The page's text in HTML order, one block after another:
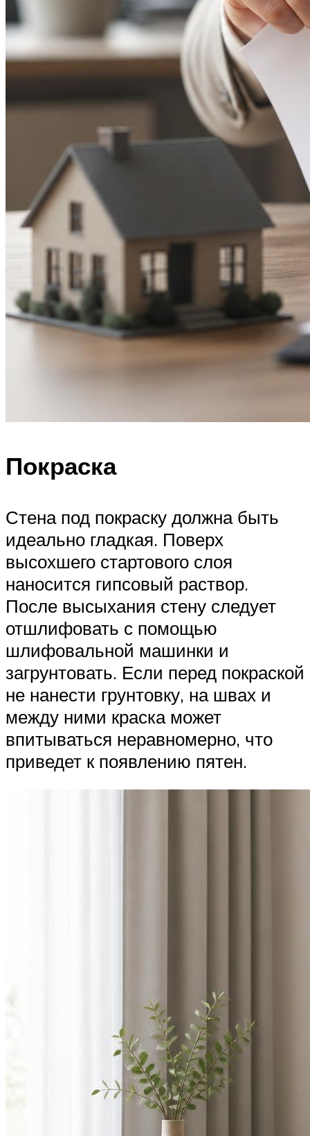
Покраска
Стена под покраску должна быть
идеально гладкая. Поверх
высохшего стартового слоя
наносится гипсовый раствор.
После высыхания стену следует
отшлифовать с помощью
шлифовальной машинки и
загрунтовать. Если перед покраской
не нанести грунтовку, на швах и
между ними краска может
впитываться неравномерно, что
приведет к появлению пятен.